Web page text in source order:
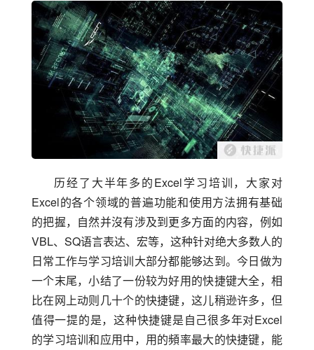
历经了大半年多的Excel学习培训，大家对
Excel的各个领域的普遍功能和使用方法拥有基础
的把握，自然并沒有涉及到更多方面的内容，例如
VBL、SQ语言表达、宏等，这种针对绝大多数人的
日常工作与学习培训大部分都能够达到。今日做为
一个末尾，小结了一份较为好用的快捷键大全，相
比在网上动则几十个的快捷键，这儿稍逊许多，但
值得一提的是，这种快捷键是自己很多年对Excel
的学习培训和应用中，用的頻率最大的快捷键，能